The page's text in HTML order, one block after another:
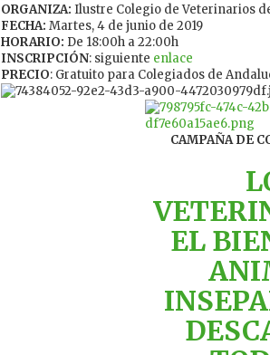
ORGANIZA: Ilustre Colegio de Veterinarios
FECHA: Martes, 4 de junio de 2019
HORARIO: De 18:00h a 22:00h
INSCRIPCIÓN: siguiente enlace
PRECIO: Gratuito para Colegiados de
CAMPAÑA DE
EL